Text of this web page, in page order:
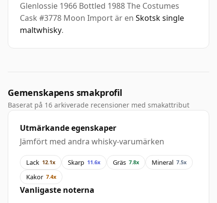
Glenlossie 1966 Bottled 1988 The Costumes
Cask #3778 Moon Import är en Skotsk single
maltwhisky.
Gemenskapens smakprofil
Baserat på 16 arkiverade recensioner med smakattribut
Utmärkande egenskaper
Jämfört med andra whisky-varumärken
Lack 12.1x Skarp 11.6x Gräs 7.8x Mineral 7.5x
Kakor 7.4x
Vanligaste noterna